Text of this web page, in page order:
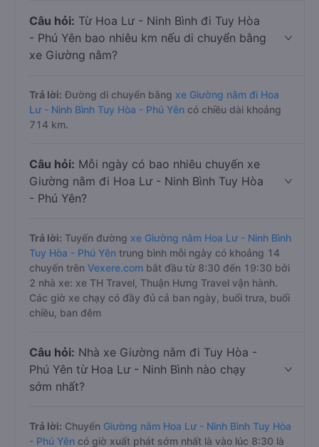
Câu hỏi: Từ Hoa Lư - Ninh Bình đi Tuy Hòa
- Phú Yên bao nhiêu km nếu di chuyển bằng
xe Giường nằm?
Trả lời: Đường di chuyển bằng xe Giường nằm đi Hoa
Lư - Ninh Bình Tuy Hòa - Phú Yên có chiều dài khoảng
714 km.
Câu hỏi: Mỗi ngày có bao nhiêu chuyến xe
Giường nằm đi Hoa Lư - Ninh Bình Tuy Hòa
- Phú Yên?
Trả lời: Tuyến đường xe Giường nằm Hoa Lư - Ninh Bình
Tuy Hòa - Phú Yên trung bình mỗi ngày có khoảng 14
chuyến trên Vexere.com bắt đầu từ 8:30 đến 19:30 bởi
2 nhà xe: xe TH Travel, Thuận Hưng Travel vận hành.
Các giờ xe chạy có đầy đủ cả ban ngày, buổi trưa, buổi
chiều, ban đêm
Câu hỏi: Nhà xe Giường nằm đi Tuy Hòa -
Phú Yên từ Hoa Lư - Ninh Bình nào chạy
sớm nhất?
Trả lời: Chuyến Giường nằm Hoa Lư - Ninh Bình Tuy Hòa
- Phú Yên có giờ xuất phát sớm nhất là vào lúc 8:30 là